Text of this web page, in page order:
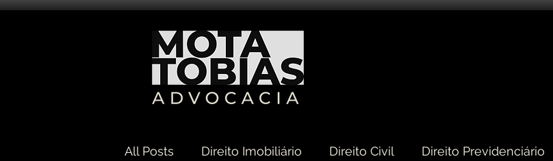
All Posts Direito Imobiliário Direito Civil Direito Previdenciário